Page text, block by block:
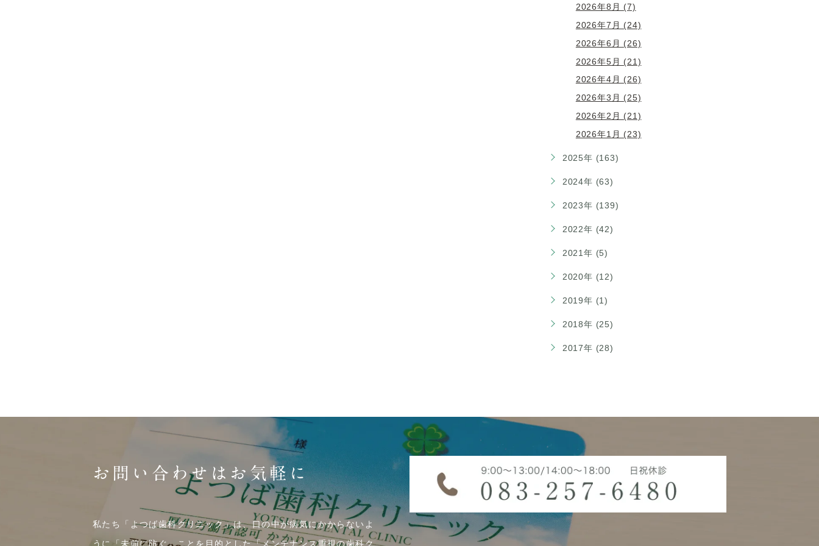
2026年8月 (7)
2026年7月 (24)
2026年6月 (26)
2026年5月 (21)
2026年4月 (26)
2026年3月 (25)
2026年2月 (21)
2026年1月 (23)
2025年 (163)
2024年 (63)
2023年 (139)
2022年 (42)
2021年 (5)
2020年 (12)
2019年 (1)
2018年 (25)
2017年 (28)
お問い合わせはお気軽に
私たち「よつば歯科クリニック」は、口の中が病気にかからないよ
うに「未前に防ぐ」ことを目的とした「メンテナンス重視の歯科ク